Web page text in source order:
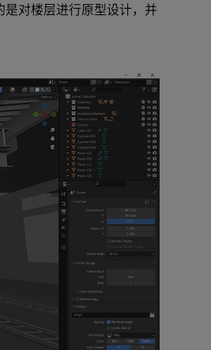
对楼层进行原型设计，并